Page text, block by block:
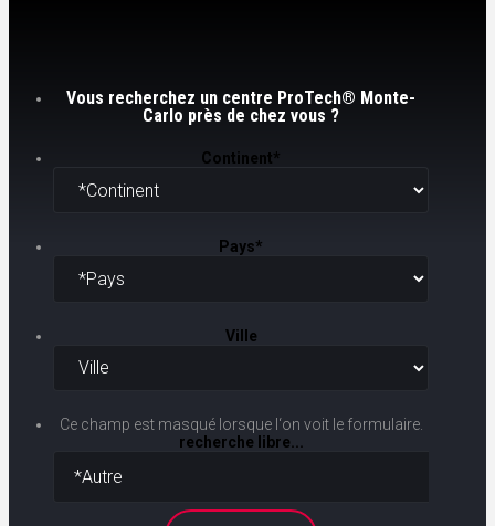
Vous recherchez un centre ProTech® Monte-
Carlo près de chez vous ?
Continent*
Pays*
Ville
Ce champ est masqué lorsque l‘on voit le formulaire.
recherche libre...